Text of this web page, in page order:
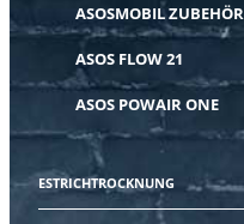
ASOSMOBIL ZUBEHÖR
ASOS FLOW 21
ASOS POWAIR ONE
ESTRICHTROCKNUNG